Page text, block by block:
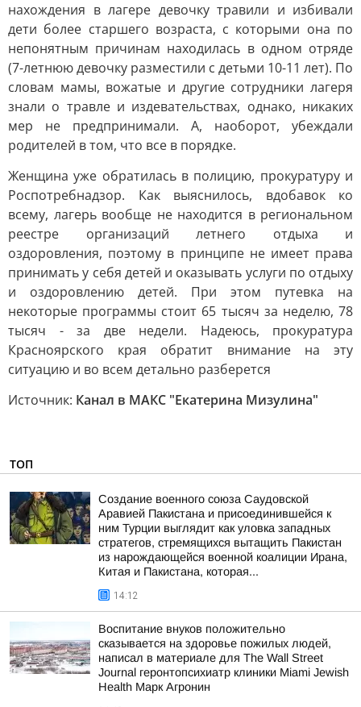
нахождения в лагере девочку травили и избивали
дети более старшего возраста, с которыми она по
непонятным причинам находилась в одном отряде
(7-летнюю девочку разместили с детьми 10-11 лет). По
словам мамы, вожатые и другие сотрудники лагеря
знали о травле и издевательствах, однако, никаких
мер не предпринимали. А, наоборот, убеждали
родителей в том, что все в порядке.
Женщина уже обратилась в полицию, прокуратуру и
Роспотребнадзор. Как выяснилось, вдобавок ко
всему, лагерь вообще не находится в региональном
реестре организаций летнего отдыха и
оздоровления, поэтому в принципе не имеет права
принимать у себя детей и оказывать услуги по отдыху
и оздоровлению детей. При этом путевка на
некоторые программы стоит 65 тысяч за неделю, 78
тысяч - за две недели. Надеюсь, прокуратура
Красноярского края обратит внимание на эту
ситуацию и во всем детально разберется
Источник: Канал в МАКС "Екатерина Мизулина"
ТОП
Создание военного союза Саудовской
Аравией Пакистана и присоединившейся к
ним Турции выглядит как уловка западных
стратегов, стремящихся вытащить Пакистан
из нарождающейся военной коалиции Ирана,
Китая и Пакистана, которая...
14:12
Воспитание внуков положительно
сказывается на здоровье пожилых людей,
написал в материале для The Wall Street
Journal геронтопсихиатр клиники Miami Jewish
Health Марк Агронин